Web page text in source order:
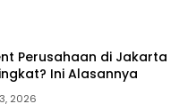
Perusahaan di Jakarta
Ini Alasannya
2026